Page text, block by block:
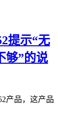
提示“无
够”的说
产品，这产品